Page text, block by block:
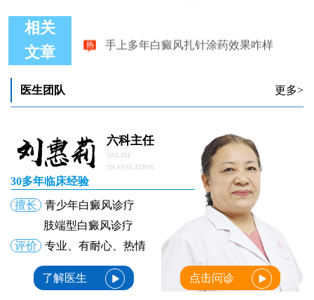
相关
文章
医生团队 更多>
六科主任
ONLINE
TRANSLATION
30多年临床经验
擅长
青少年白癜风诊疗
肢端型白癜风诊疗
评价
专业、有耐心、热情
了解医生 点击问诊